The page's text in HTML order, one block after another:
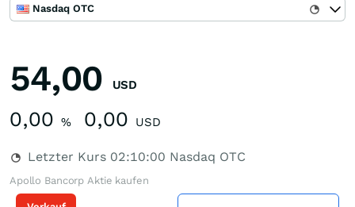
Nasdaq OTC
54,00 USD
0,00 % 0,00 USD
Letzter Kurs 02:10:00 Nasdaq OTC
Apollo Bancorp Aktie kaufen